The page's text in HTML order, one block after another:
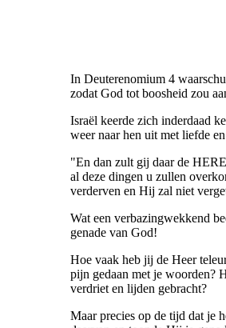
In Deuterenomium 4
zodat God tot boosheid zou
Israël keerde zich inderdaad
weer naar hen uit met liefde
"En dan zult gij daar de
al deze dingen u zullen
verderven en Hij zal niet
Wat een verbazingwekkend
genade van God!
Hoe vaak heb jij de Heer
pijn gedaan met je woorden?
verdriet en lijden gebracht?
Maar precies op de tijd dat je